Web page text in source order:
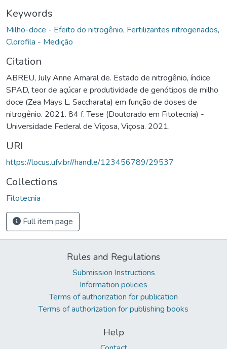
Keywords
Milho-doce - Efeito do nitrogênio, Fertilizantes nitrogenados,
Clorofila - Medição
Citation
ABREU, July Anne Amaral de. Estado de nitrogênio, índice
SPAD, teor de açúcar e produtividade de genótipos de milho
doce (Zea Mays L. Saccharata) em função de doses de
nitrogênio. 2021. 84 f. Tese (Doutorado em Fitotecnia) -
Universidade Federal de Viçosa, Viçosa. 2021.
URI
https://locus.ufv.br//handle/123456789/29537
Collections
Fitotecnia
Full item page
Rules and Regulations
Submission Instructions
Information policies
Terms of authorization for publication
Terms of authorization for publishing books
Help